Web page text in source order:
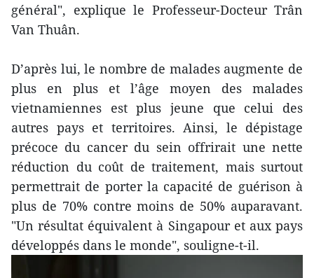
général", explique le Professeur-Docteur Trân
Van Thuân.
D’après lui, le nombre de malades augmente de
plus en plus et l’âge moyen des malades
vietnamiennes est plus jeune que celui des
autres pays et territoires. Ainsi, le dépistage
précoce du cancer du sein offrirait une nette
réduction du coût de traitement, mais surtout
permettrait de porter la capacité de guérison à
plus de 70% contre moins de 50% auparavant.
"Un résultat équivalent à Singapour et aux pays
développés dans le monde", souligne-t-il.